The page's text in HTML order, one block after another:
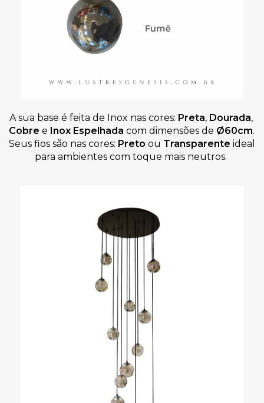
A sua base é feita de Inox nas cores: Preta, Dourada,
Cobre e Inox Espelhada com dimensões de Ø60cm.
Seus fios são nas cores: Preto ou Transparente ideal
para ambientes com toque mais neutros.